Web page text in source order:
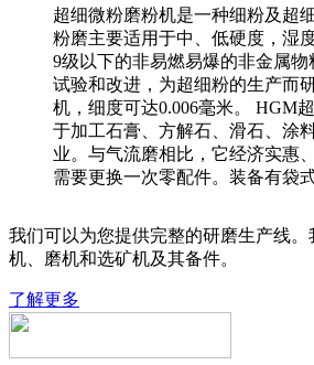
超细微粉磨粉机是一种细粉及超
粉磨主要适用于中、低硬度，湿
9级以下的非易燃易爆的非金属
试验和改进，为超细粉的生产而
机，细度可达0.006毫米。 HGM
于加工石膏、方解石、滑石、涂
业。与气流磨相比，它经济实惠
需要更换一次零配件。装备有袋
我们可以为您提供完整的研磨生产线
机、磨机和选矿机及其备件。
了解更多